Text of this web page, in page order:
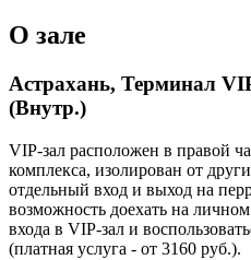
О зале
Астрахань, Терминал
(Внутр.)
VIP-зал расположен в правой
комплекса, изолирован от
отдельный вход и выход на
возможность доехать на
входа в VIP-зал и
(платная услуга - от 3160 руб.).